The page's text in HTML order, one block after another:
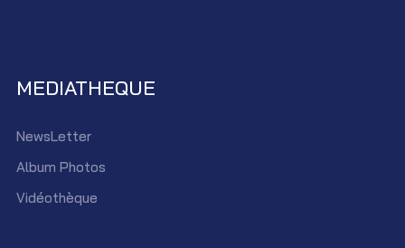
MEDIATHEQUE
NewsLetter
Album Photos
Vidéothèque